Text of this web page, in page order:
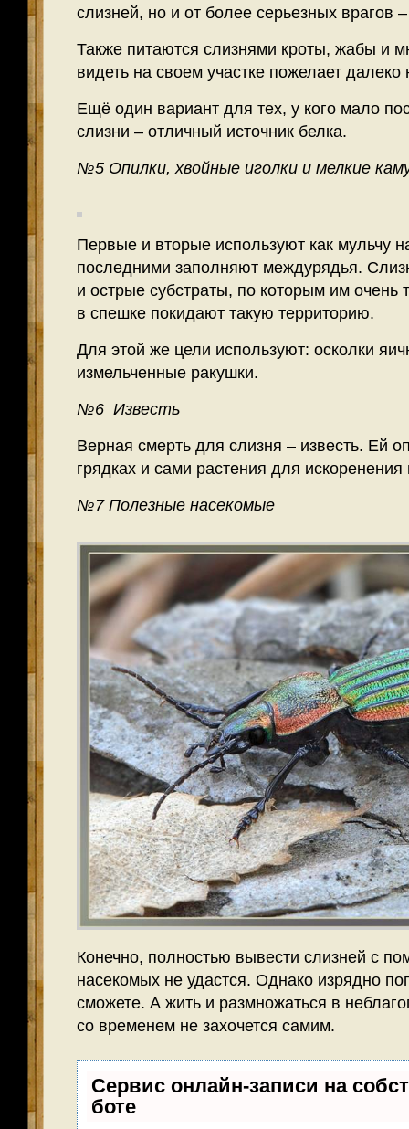
слизней, но и от более серьезных врагов
Также питаются слизнями кроты, жабы и
видеть на своем участке пожелает
Ещё один вариант для тех, у кого мало
слизни – отличный источник белка.
№5 Опилки, хвойные иголки и мелкие
Первые и вторые используют как мульчу
последними заполняют междурядья.
и острые субстраты, по которым им очень
в спешке покидают такую территорию.
Для этой же цели используют: осколки
измельченные ракушки.
№6 Известь
Верная смерть для слизня – известь. Ей
грядках и сами растения для искоренения
№7 Полезные насекомые
Конечно, полностью вывести слизней с
насекомых не удастся. Однако изрядно
сможете. А жить и размножаться в
со временем не захочется самим.
Сервис онлайн-записи на
боте